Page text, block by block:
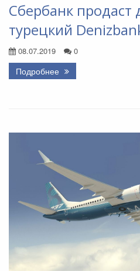
Сбербанк продаст
турецкий
08.07.2019 0
Подробнее